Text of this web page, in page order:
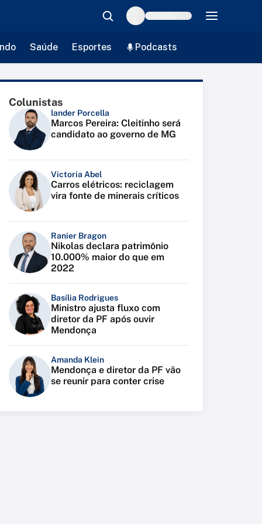
Saúde Esportes Podcasts
Colunistas
Iander Porcella
Marcos Pereira: Cleitinho será
candidato ao governo de MG
Victoria Abel
Carros elétricos: reciclagem
vira fonte de minerais críticos
Ranier Bragon
Nikolas declara patrimônio
10.000% maior do que em
2022
Basília Rodrigues
Ministro ajusta fluxo com
diretor da PF após ouvir
Mendonça
Amanda Klein
Mendonça e diretor da PF vão
se reunir para conter crise